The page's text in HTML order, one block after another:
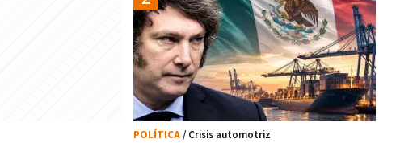
POLÍTICA/ Crisis automotriz